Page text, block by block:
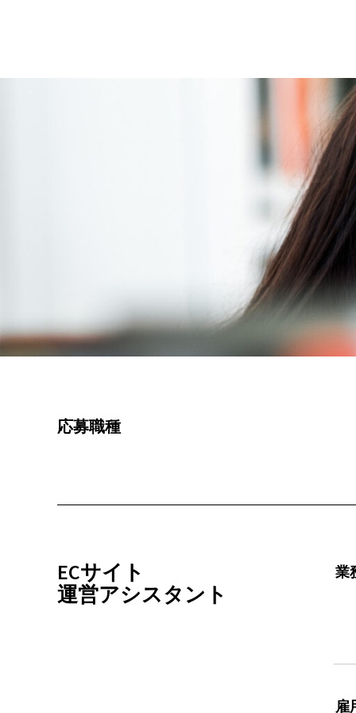
応募職種
ECサイト
運営アシスタント
業
雇